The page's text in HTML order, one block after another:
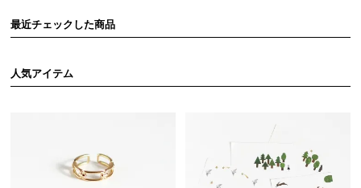
最近チェックした商品
人気アイテム